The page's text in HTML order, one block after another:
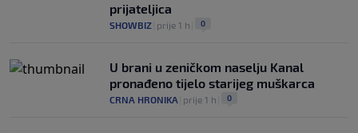
prijateljica
SHOWBIZ prije 1 h 0
U brani u zeničkom naselju Kanal
pronađeno tijelo starijeg muškarca
CRNA HRONIKA prije 1 h 0